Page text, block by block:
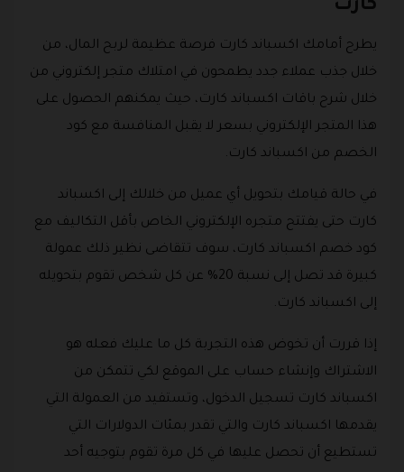
كارت
يطرح أمامك اكسباند كارت فرصة عظيمة لربح المال، من
خلال جذب عملاء جدد يطمحون في امتلاك متجر إلكتروني من
خلال شرح باقات اكسباند كارت، حيث يمكنهم الحصول على
هذا المتجر الإلكتروني بسعر لا يقبل المنافسة مع كود
الخصم من اكسباند كارت.
في حالة قيامك بتحويل أي عميل من خلالك إلى اكسباند
كارت حتى يفتتح متجره الإلكتروني الخاص بأقل التكاليف مع
كود خصم اكسباند كارت، سوف تتقاضى نظير ذلك عمولة
كبيرة قد تصل إلى نسبة 20% عن كل شخص تقوم بتحويله
إلى اكسباند كارت.
إذا قررت أن تخوض هذه التجربة كل ما عليك فعله هو
الاشتراك وإنشاء حساب على الموقع لكي تتمكن من
اكسباند كارت تسجيل الدخول، وتستفيد من العمولة التي
يقدمها اكسباند كارت والتي تقدر بمئات الدولارات التي
تستطيع أن تحصل عليها في كل مرة تقوم بتوجيه أحد